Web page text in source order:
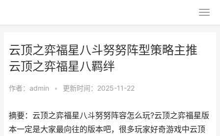
云顶之弈福星八斗努努阵型策略主推
云顶之弈福星八羁绊
作者： admin • 更新时间：2025-11-22
摘要：云顶之弈福星八斗努努阵容怎么玩?云顶之弈福星版
本一定是大家最向往的版本吧，很多玩家好奇游戏中云顶